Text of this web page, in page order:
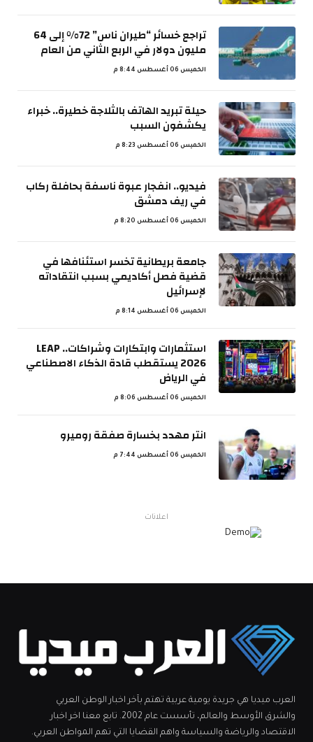
تراجع خسائر “طيران ناس” 72% إلى 64
مليون دولار في الربع الثاني من العام
الخميس 06 أغسطس 8:44 م
حيلة تبريد الهاتف بالثلاجة خطيرة.. خبراء
يكشفون السبب
الخميس 06 أغسطس 8:23 م
فيديو.. انفجار عبوة ناسفة بحافلة ركاب
في ريف دمشق
الخميس 06 أغسطس 8:20 م
جامعة بريطانية تخسر استئنافها في
قضية فصل أكاديمي بسبب انتقاداته
لإسرائيل
الخميس 06 أغسطس 8:14 م
استثمارات وابتكارات وشراكات.. LEAP
2026 يستقطب قادة الذكاء الاصطناعي
في الرياض
الخميس 06 أغسطس 8:06 م
انتر مهدد بخسارة صفقة روميرو
الخميس 06 أغسطس 7:44 م
اعلانات
العرب ميديا هي جريدة يومية عربية تهتم بآخر اخبار الوطن العربي
والشرق الأوسط والعالم، تأسست عام 2002. تابع معنا اخر اخبار
الاقتصاد والرياضة والسياسة واهم القضايا التي تهم المواطن العربي.